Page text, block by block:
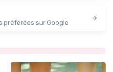
préférées sur Google